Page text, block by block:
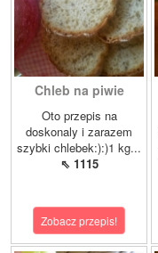
Chleb na piwie
Oto przepis na
doskonaly i zarazem
szybki chlebek:):)1 kg...
⇖ 1115
Zobacz przepis!